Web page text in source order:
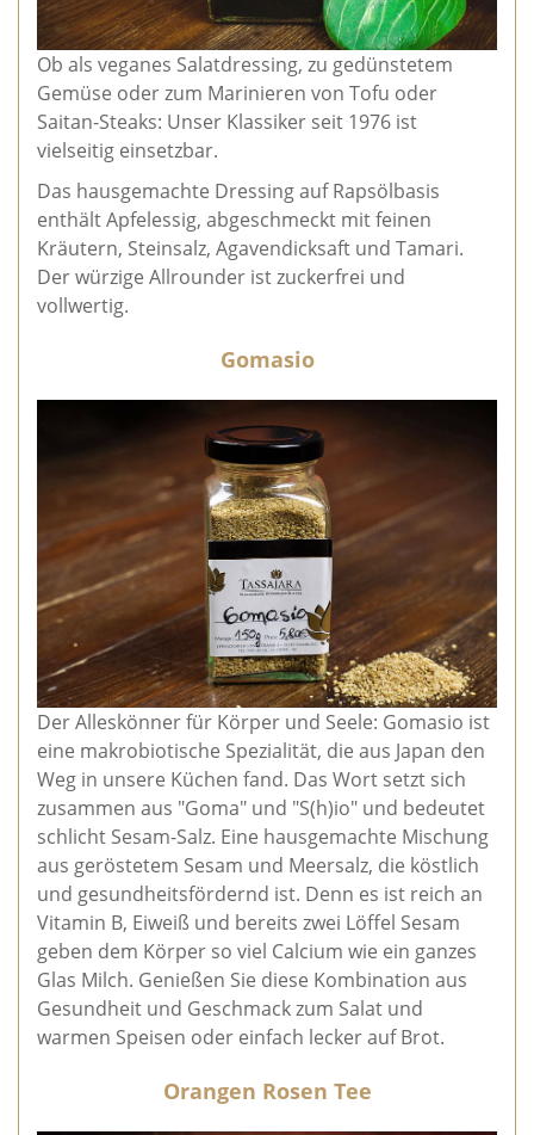
Ob als veganes Salatdressing, zu gedünstetem
Gemüse oder zum Marinieren von Tofu oder
Saitan-Steaks: Unser Klassiker seit 1976 ist
vielseitig einsetzbar.
Das hausgemachte Dressing auf Rapsölbasis
enthält Apfelessig, abgeschmeckt mit feinen
Kräutern, Steinsalz, Agavendicksaft und Tamari.
Der würzige Allrounder ist zuckerfrei und
vollwertig.
Gomasio
Der Alleskönner für Körper und Seele: Gomasio ist
eine makrobiotische Spezialität, die aus Japan den
Weg in unsere Küchen fand. Das Wort setzt sich
zusammen aus "Goma" und "S(h)io" und bedeutet
schlicht Sesam-Salz. Eine hausgemachte Mischung
aus geröstetem Sesam und Meersalz, die köstlich
und gesundheitsfördernd ist. Denn es ist reich an
Vitamin B, Eiweiß und bereits zwei Löffel Sesam
geben dem Körper so viel Calcium wie ein ganzes
Glas Milch. Genießen Sie diese Kombination aus
Gesundheit und Geschmack zum Salat und
warmen Speisen oder einfach lecker auf Brot.
Orangen Rosen Tee